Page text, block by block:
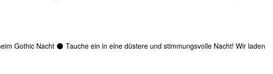
Gothic Nacht 🌑 ​Tauche ein in eine düstere und stimmungsvolle Nacht! Wir laden